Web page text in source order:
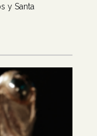
y Santa